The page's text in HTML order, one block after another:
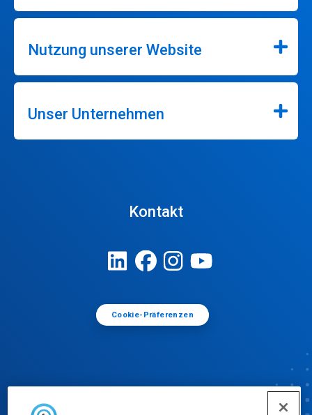
Nutzung unserer Website
Unser Unternehmen
Kontakt
Cookie-Präferenzen